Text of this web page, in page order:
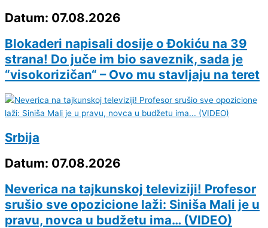
Datum: 07.08.2026
Blokaderi napisali dosije o Đokiću na 39
strana! Do juče im bio saveznik, sada je
“visokorizičan“ – Ovo mu stavljaju na teret
Srbija
Datum: 07.08.2026
Neverica na tajkunskoj televiziji! Profesor
srušio sve opozicione laži: Siniša Mali je u
pravu, novca u budžetu ima… (VIDEO)